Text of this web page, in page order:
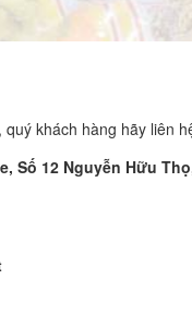
khách hàng hãy liên
Số 12 Nguyễn Hữu